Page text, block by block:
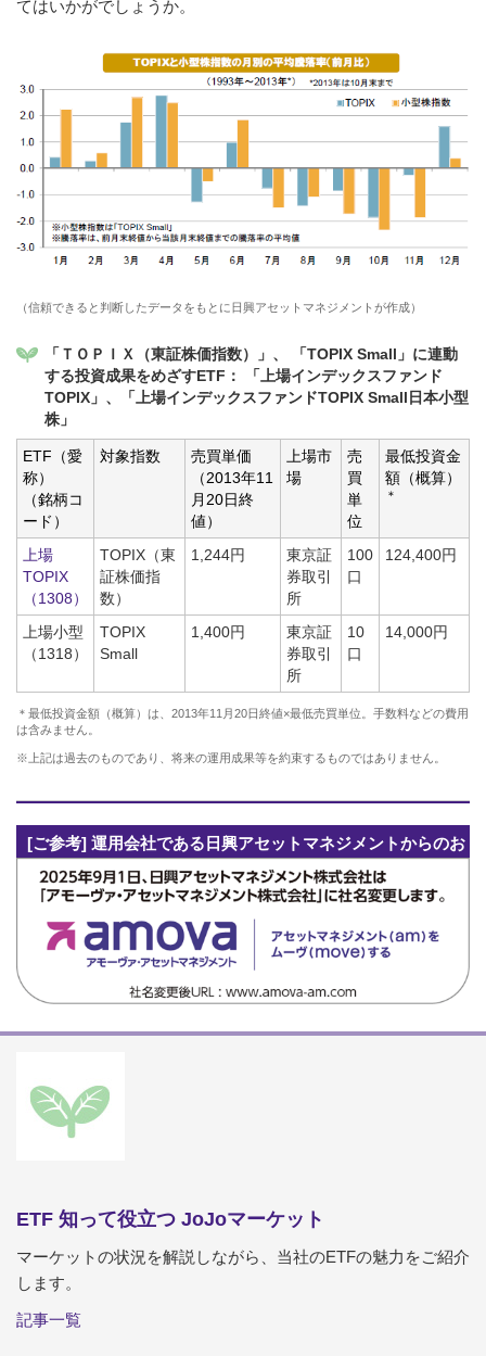
てはいかがでしょうか。
（信頼できると判断したデータをもとに日興アセットマネジメントが作成）
「ＴＯＰＩＸ（東証株価指数）」、 「TOPIX Small」に連動
する投資成果をめざすETF： 「上場インデックスファンド
TOPIX」、「上場インデックスファンドTOPIX Small日本小型
株」
ETF（愛
称）
（銘柄コ
ード）
対象指数
売買単価
（2013年11
月20日終
値）
上場市
場
売
買
単
位
最低投資金
額（概算）
＊
上場
TOPIX
（1308）
TOPIX（東
証株価指
数）
1,244円
東京証
券取引
所
100
口
124,400円
上場小型
（1318）
TOPIX
Small
1,400円
東京証
券取引
所
10
口
14,000円
＊最低投資金額（概算）は、2013年11月20日終値×最低売買単位。手数料などの費用
は含みません。
※上記は過去のものであり、将来の運用成果等を約束するものではありません。
[ご参考] 運用会社である日興アセットマネジメントからのお
知らせ
ETF 知って役立つ JoJoマーケット
マーケットの状況を解説しながら、当社のETFの魅力をご紹介
します。
記事一覧